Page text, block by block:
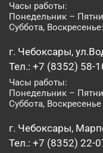
Часы работы:
Понедельник –
Суббота,
г. Чебоксары,
Тел.: +7 (8352) 58-
Часы работы:
Понедельник –
Суббота,
г. Чебоксары,
Тел.: +7 (8352) 22-